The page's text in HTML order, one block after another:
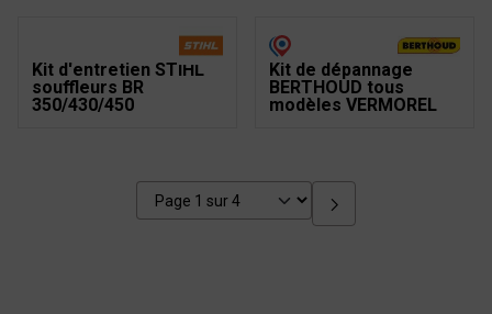
Kit d'entretien STIHL
souffleurs BR
350/430/450
Kit de dépannage
BERTHOUD tous
modèles VERMOREL